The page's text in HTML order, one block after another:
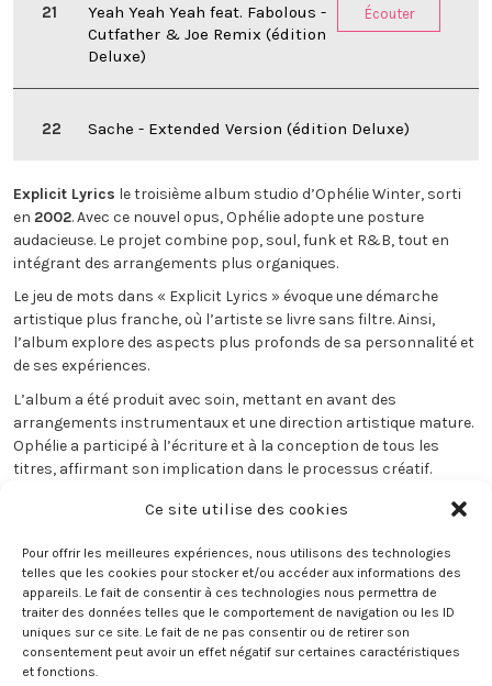
Ce site utilise des cookies
Pour offrir les meilleures expériences, nous utilisons des technologies
telles que les cookies pour stocker et/ou accéder aux informations des
appareils. Le fait de consentir à ces technologies nous permettra de
traiter des données telles que le comportement de navigation ou les ID
uniques sur ce site. Le fait de ne pas consentir ou de retirer son
consentement peut avoir un effet négatif sur certaines caractéristiques
et fonctions.
Écouter
Yeah Yeah Yeah feat. Fabolous -
Cutfather & Joe Remix (édition
Deluxe)
Sache - Extended Version (édition Deluxe)
Explicit Lyrics le troisième album studio d’Ophélie Winter, sorti
en 2002. Avec ce nouvel opus, Ophélie adopte une posture
audacieuse. Le projet combine pop, soul, funk et R&B, tout en
intégrant des arrangements plus organiques.
Le jeu de mots dans « Explicit Lyrics » évoque une démarche
artistique plus franche, où l’artiste se livre sans filtre. Ainsi,
l’album explore des aspects plus profonds de sa personnalité et
de ses expériences.
L’album a été produit avec soin, mettant en avant des
arrangements instrumentaux et une direction artistique mature.
Ophélie a participé à l’écriture et à la conception de tous les
titres, affirmant son implication dans le processus créatif.
représente une étape clé dans la carrière
de se livrer davantage à travers sa musique.
Back